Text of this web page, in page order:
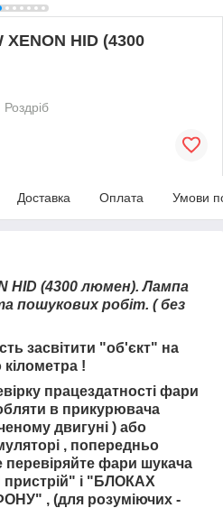
HID (4300
Роздріб
Доставка Оплата Умови
HID (4300 люмен). Лампа
пошукових робіт. ( без
засвітити "об'єкт" на
кілометра !
працездатності фари
в прикурювача
двигуні ) або
, попередньо
фари шукача
і "БЛОКАХ
, (для розуміючих -